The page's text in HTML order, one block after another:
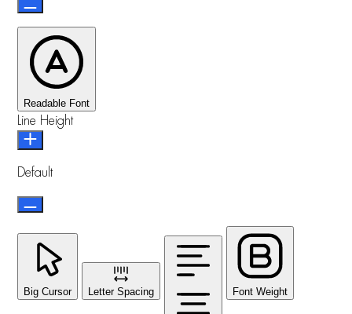
Readable Font
Line Height
Default
Big Cursor Letter Spacing Font Weight